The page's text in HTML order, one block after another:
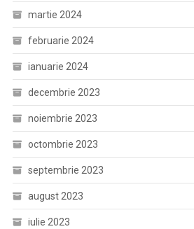
martie 2024
februarie 2024
ianuarie 2024
decembrie 2023
noiembrie 2023
octombrie 2023
septembrie 2023
august 2023
iulie 2023